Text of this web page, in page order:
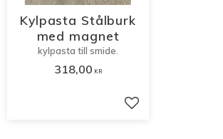
Kylpasta Stålburk
med magnet
kylpasta till smide.
318,00 KR
Lägg till i favoriter